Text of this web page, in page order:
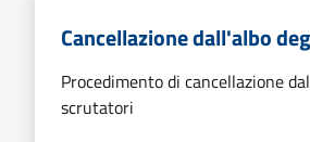
Cancellazione dall'albo
Procedimento di cancellazione
scrutatori